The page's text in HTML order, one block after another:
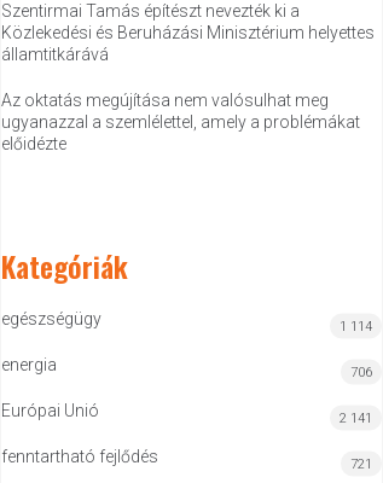
Szentirmai Tamás építészt nevezték ki a
Közlekedési és Beruházási Minisztérium helyettes
államtitkárává
Az oktatás megújítása nem valósulhat meg
ugyanazzal a szemlélettel, amely a problémákat
előidézte
Kategóriák
egészségügy 1 114
energia 706
Európai Unió 2 141
fenntartható fejlődés 721